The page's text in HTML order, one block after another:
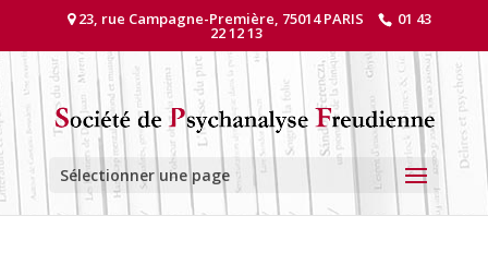
23, rue Campagne-Première, 75014 PARIS 01 43
22 12 13
Sélectionner une page